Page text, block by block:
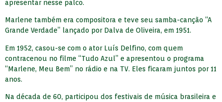
apresentar nesse palco.
Marlene também era compositora e teve seu samba-canção “A
Grande Verdade” lançado por Dalva de Oliveira, em 1951.
Em 1952, casou-se com o ator Luís Delfino, com quem
contracenou no filme “Tudo Azul” e apresentou o programa
“Marlene, Meu Bem” no rádio e na TV. Eles ficaram juntos por 11
anos.
Na década de 60, participou dos festivais de música brasileira e